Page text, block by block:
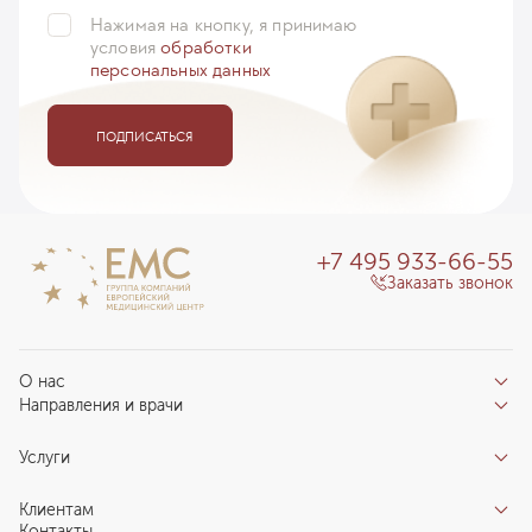
Нажимая на кнопку, я принимаю
условияобработки
персональных данных
ПОДПИСАТЬСЯ
О нас
Отзывы пациентов
О клинике
Новости
Направления и врачи
Направления
Центры компетенций
Услуги
Индивидуальный план здоровья
Клиентам
+7 495 933-66-55
Заказать звонок